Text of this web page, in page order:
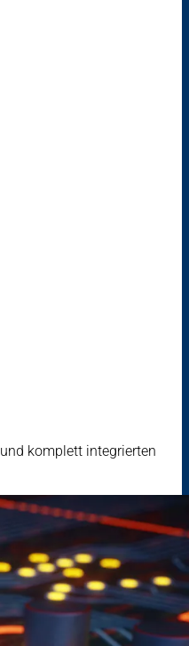
komplett integrierten